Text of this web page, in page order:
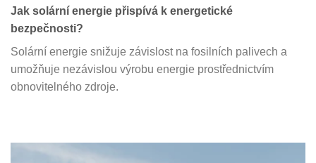
Jak solární energie přispívá k energetické
bezpečnosti?
Solární energie snižuje závislost na fosilních palivech a
umožňuje nezávislou výrobu energie prostřednictvím
obnovitelného zdroje.